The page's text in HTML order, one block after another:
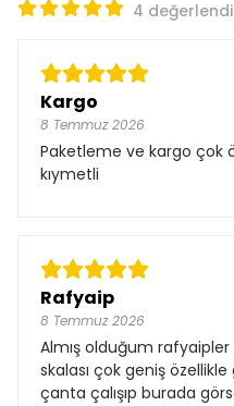
4
Kargo
8 Temmuz 2026
Paketleme ve kargo çok
kıymetli
Rafyaip
8 Temmuz 2026
Almış olduğum
skalası çok geniş
çanta çalışıp burada